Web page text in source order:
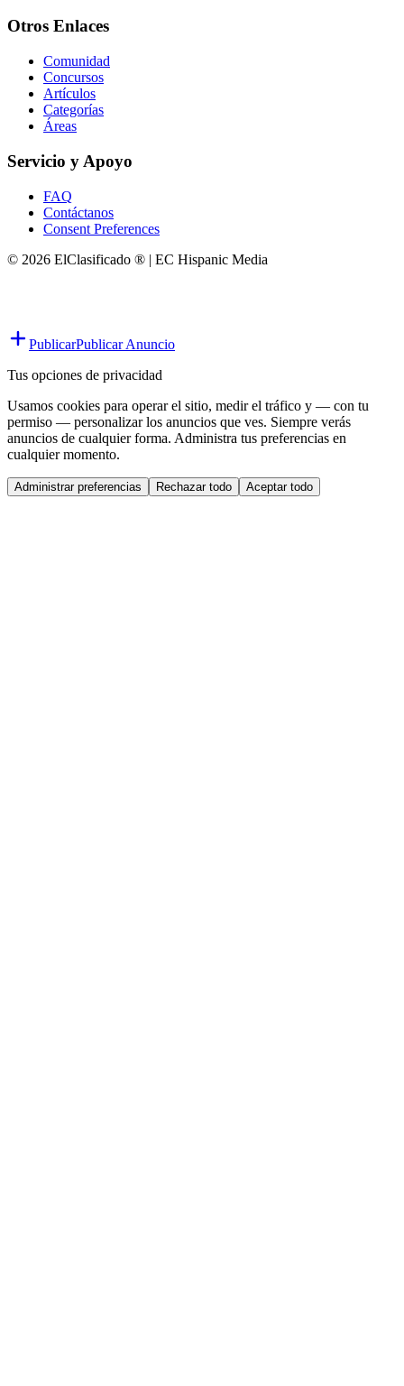
Otros Enlaces
Comunidad
Concursos
Artículos
Categorías
Áreas
Servicio y Apoyo
FAQ
Contáctanos
Consent Preferences
© 2026 ElClasificado ® | EC Hispanic Media
PublicarPublicar Anuncio
Tus opciones de privacidad
Usamos cookies para operar el sitio, medir el tráfico y — con tu
permiso — personalizar los anuncios que ves. Siempre verás
anuncios de cualquier forma. Administra tus preferencias en
cualquier momento.
Administrar preferencias Rechazar todo Aceptar todo